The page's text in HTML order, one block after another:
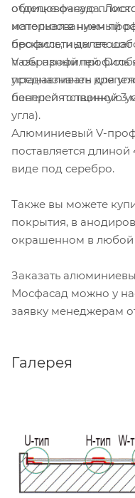
отделке фасада.
использованием
бескассетным
облицовочную
материал в нужный
профиль, и далее шаг
пазы профилей.
устанавливать
беспрепятственную
V образный профиль
предназначен для
панелей толщиной 3
угла).
Алюминиевый V-
поставляется
виде под серебро.
Также вы можете
покрытия, в
окрашенном в любой
Заказать
Мосфасад можно у
заявку менеджерам
Галерея